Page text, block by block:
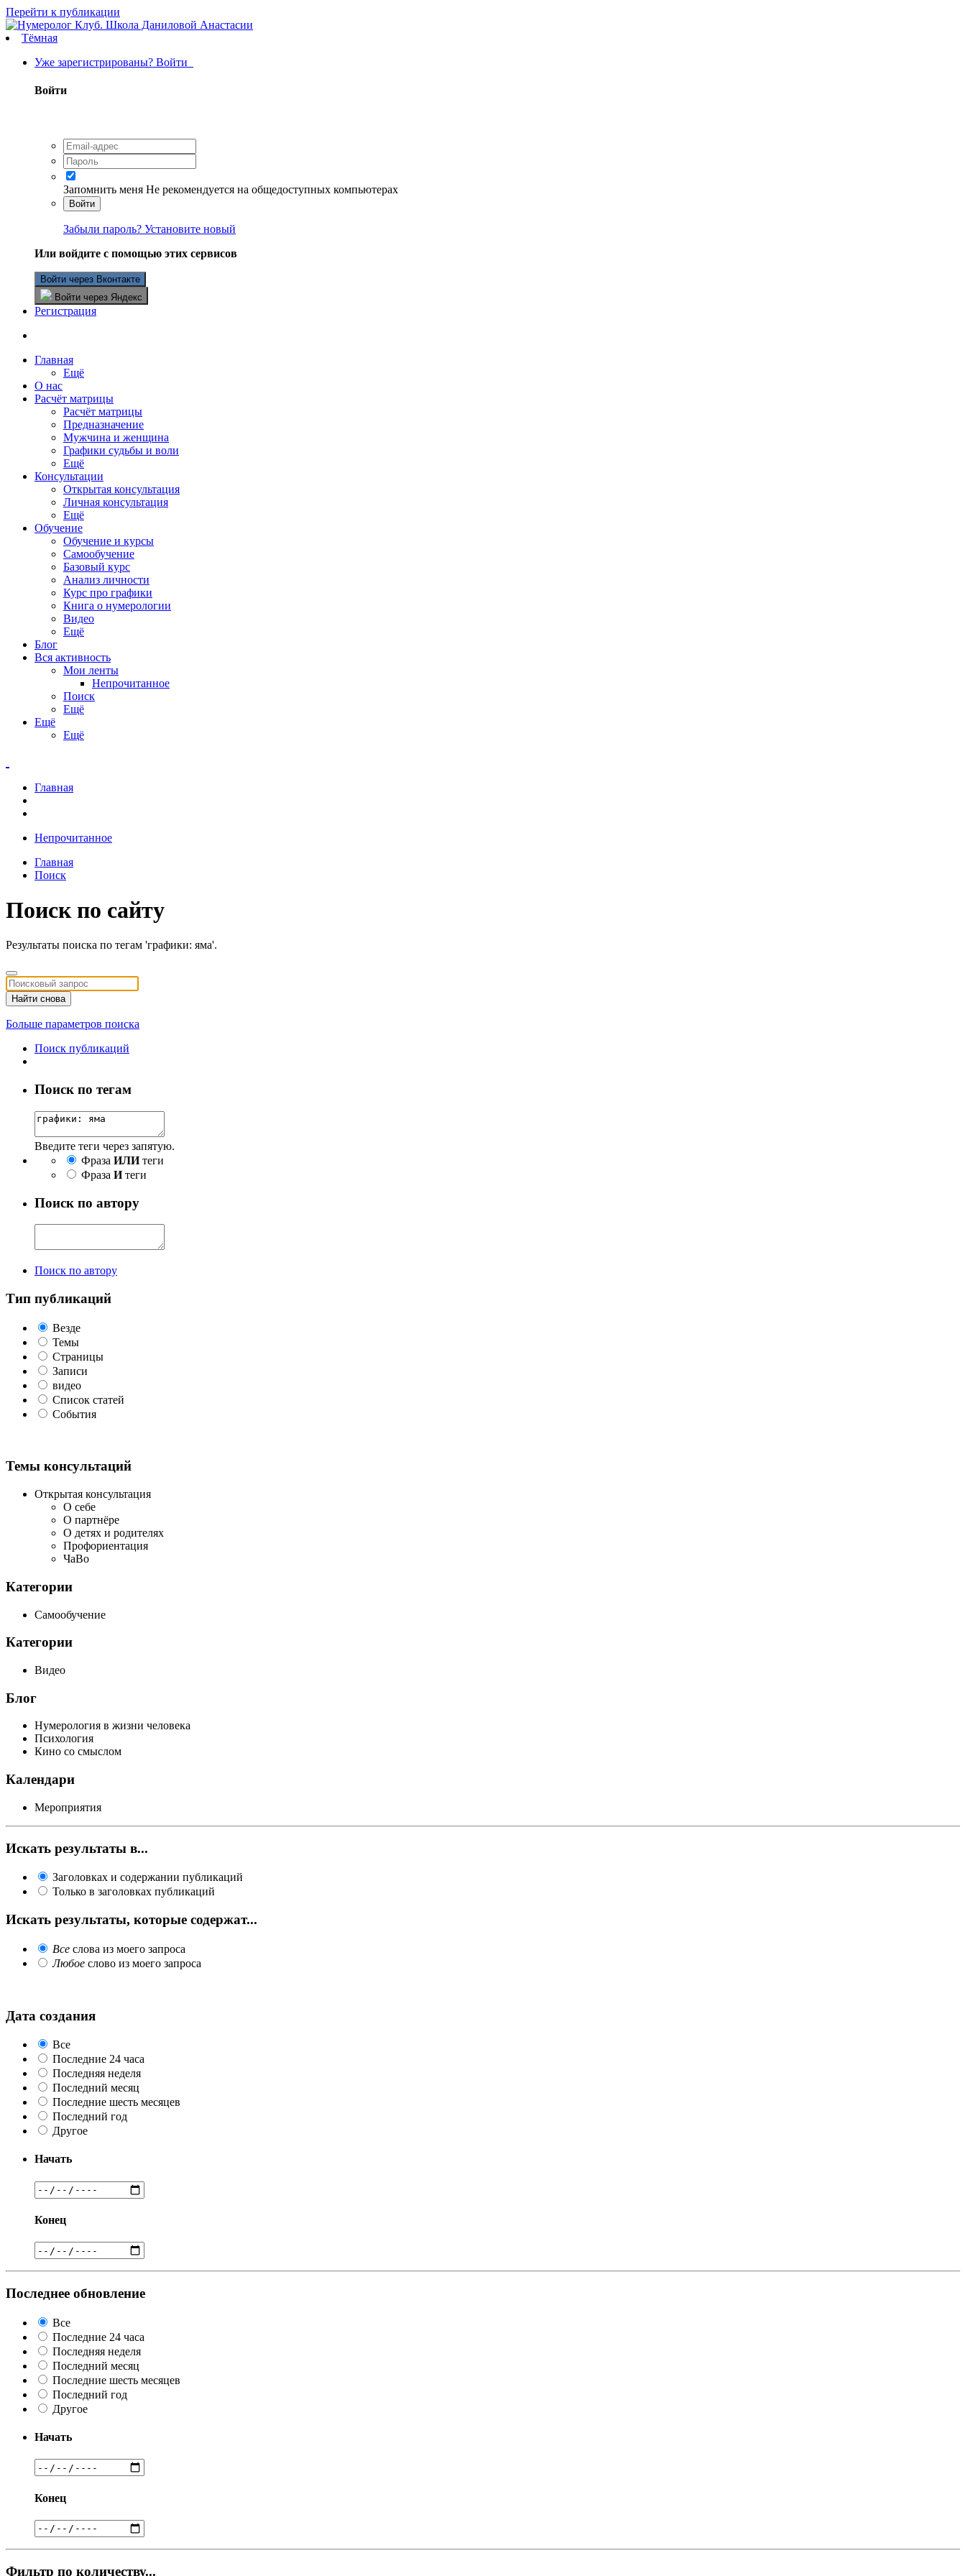
Перейти к публикации
Тёмная
Уже зарегистрированы? Войти
Войти
Запомнить меня Не рекомендуется на общедоступных компьютерах
Войти
Забыли пароль? Установите новый
Или войдите с помощью этих сервисов
Войти через Вконтакте
Войти через Яндекс
Регистрация
Главная
Ещё
О нас
Расчёт матрицы
Расчёт матрицы
Предназначение
Мужчина и женщина
Графики судьбы и воли
Ещё
Консультации
Открытая консультация
Личная консультация
Ещё
Обучение
Обучение и курсы
Самообучение
Базовый курс
Анализ личности
Курс про графики
Книга о нумерологии
Видео
Ещё
Блог
Вся активность
Мои ленты
Непрочитанное
Поиск
Ещё
Ещё
Ещё
Главная
Непрочитанное
Главная
Поиск
Поиск по сайту
Результаты поиска по тегам 'графики: яма'.
Найти снова
Больше параметров поиска
Поиск публикаций
Поиск по тегам
Введите теги через запятую.
Фраза ИЛИтеги
Фраза Итеги
Поиск по автору
Поиск по автору
Тип публикаций
Везде
Темы
Страницы
Записи
видео
Список статей
События
Темы консультаций
Открытая консультация
О себе
О партнёре
О детях и родителях
Профориентация
ЧаВо
Категории
Самообучение
Категории
Видео
Блог
Нумерология в жизни человека
Психология
Кино со смыслом
Календари
Мероприятия
Искать результаты в...
Заголовках и содержании публикаций
Только в заголовках публикаций
Искать результаты, которые содержат...
Все слова из моего запроса
Любое слово из моего запроса
Дата создания
Все
Последние 24 часа
Последняя неделя
Последний месяц
Последние шесть месяцев
Последний год
Другое
Начать
Конец
Последнее обновление
Все
Последние 24 часа
Последняя неделя
Последний месяц
Последние шесть месяцев
Последний год
Другое
Начать
Конец
Фильтр по количеству...